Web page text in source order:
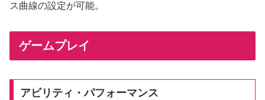
ス曲線の設定が可能。
ゲームプレイ
アビリティ・パフォーマンス